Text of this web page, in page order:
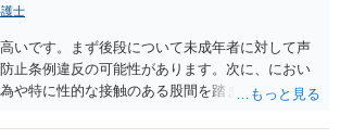
士
いです。まず後段について未成年者に対して声
止条例違反の可能性があります。次に、におい
や特に性的な接触のある股間を踏ませる行為
る可能性が高いです。ご参考にしてください。